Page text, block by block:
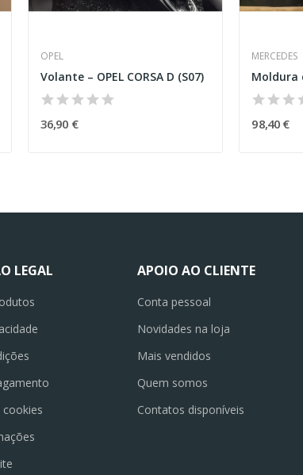
OPEL
Volante – OPEL CORSA D (S07)
36,90 €
MERCEDES
98,40 €
LEGAL APOIO AO CLIENTE
Conta pessoal
Novidades na loja
Mais vendidos
Quem somos
Contatos disponíveis